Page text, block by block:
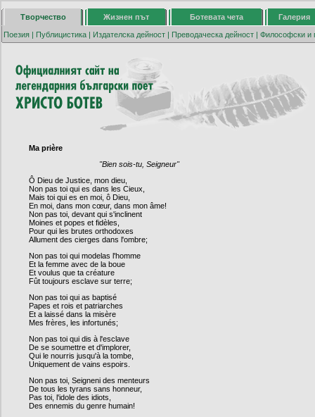
Творчество Жизнен път Ботевата чета Галерия
Поезия | Публицистика | Издателска дейност | Преводаческа дейност | Философски и
Ma prière
"Bien sois-tu, Seigneur"
Ô Dieu de Justice, mon dieu,
Non pas toi qui es dans les Cieux,
Mais toi qui es en moi, ô Dieu,
En moi, dans mon cœur, dans mon âme!
Non pas toi, devant qui s'inclinent
Moines et popes et fidèles,
Pour qui les brutes orthodoxes
Allument des cierges dans l'ombre;
Non pas toi qui modelas l'homme
Et la femme avec de la boue
Et voulus que ta créature
Fût toujours esclave sur terre;
Non pas toi qui as baptisé
Papes et rois et patriarches
Et a laissé dans la misère
Mes frères, les infortunés;
Non pas toi qui dis à l'esclave
De se soumettre et d'implorer,
Qui le nourris jusqu'à la tombe,
Uniquement de vains espoirs.
Non pas toi, Seigneni des menteurs
De tous les tyrans sans honneur,
Pas toi, l'idole des idiots,
Des ennemis du genre humain!